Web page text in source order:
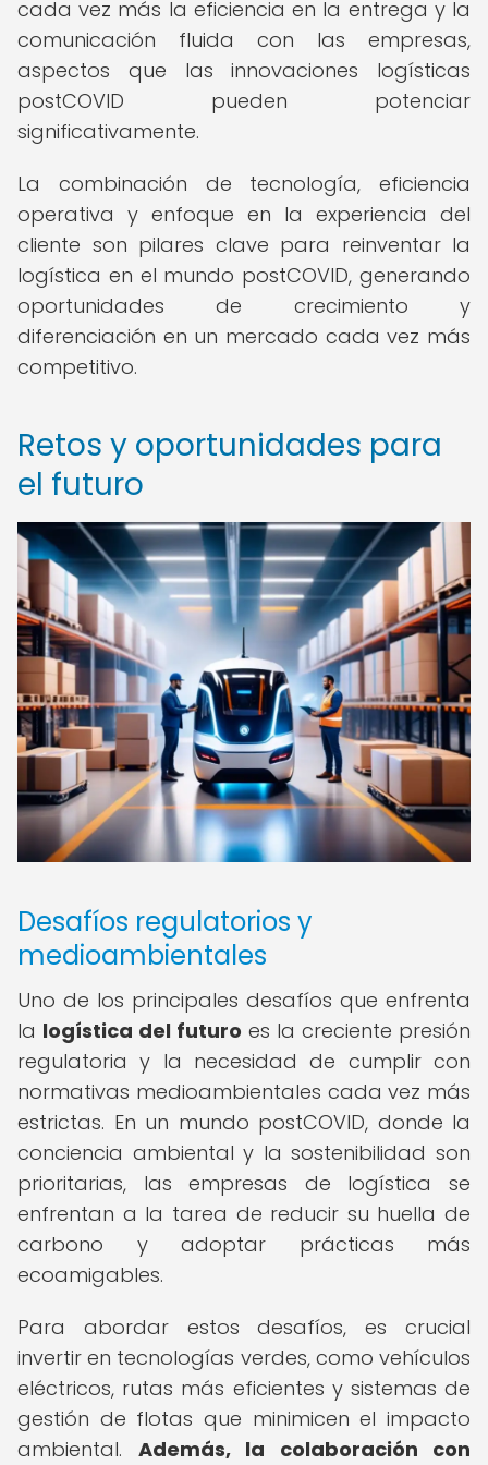
cada vez más la eficiencia en la entrega y la
comunicación fluida con las empresas,
aspectos que las innovaciones logísticas
postCOVID pueden potenciar
significativamente.
La combinación de tecnología, eficiencia
operativa y enfoque en la experiencia del
cliente son pilares clave para reinventar la
logística en el mundo postCOVID, generando
oportunidades de crecimiento y
diferenciación en un mercado cada vez más
competitivo.
Retos y oportunidades para
el futuro
Desafíos regulatorios y
medioambientales
Uno de los principales desafíos que enfrenta
la logística del futuro es la creciente presión
regulatoria y la necesidad de cumplir con
normativas medioambientales cada vez más
estrictas. En un mundo postCOVID, donde la
conciencia ambiental y la sostenibilidad son
prioritarias, las empresas de logística se
enfrentan a la tarea de reducir su huella de
carbono y adoptar prácticas más
ecoamigables.
Para abordar estos desafíos, es crucial
invertir en tecnologías verdes, como vehículos
eléctricos, rutas más eficientes y sistemas de
gestión de flotas que minimicen el impacto
ambiental. Además, la colaboración con